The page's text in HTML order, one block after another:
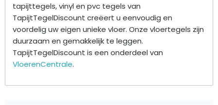
tapijttegels, vinyl en pvc tegels van
TapijtTegelDiscount creëert u eenvoudig en
voordelig uw eigen unieke vloer. Onze vloertegels zijn
duurzaam en gemakkelijk te leggen.
TapijtTegelDiscount is een onderdeel van
VloerenCentrale.